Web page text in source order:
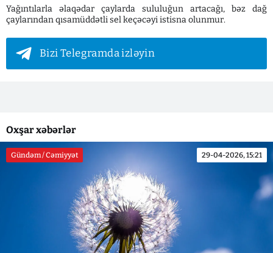
Yağıntılarla əlaqədar çaylarda sululuğun artacağı, bəz dağ
çaylarından qısamüddətli sel keçəcəyi istisna olunmur.
Bizi Telegramda izləyin
Oxşar xəbərlər
Gündəm / Cəmiyyət 29-04-2026, 15:21